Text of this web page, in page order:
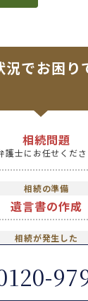
況でお困り
相続問題
護士にお任せくだ
相続の準備
遺言書の作成
相続が発生した
相続が発生した